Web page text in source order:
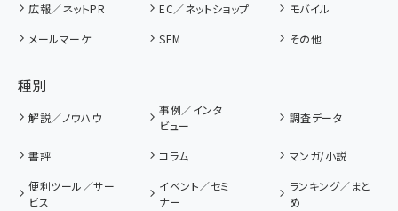
広報／ネットPR
EC／ネットショップ
モバイル
メールマーケ
SEM その他
種別
解説／ノウハウ
事例／インタ
ビュー
調査データ
書評 コラム
マンガ/小説
便利ツール／サー
ビス
イベント／セミ
ナー
ランキング／まと
め